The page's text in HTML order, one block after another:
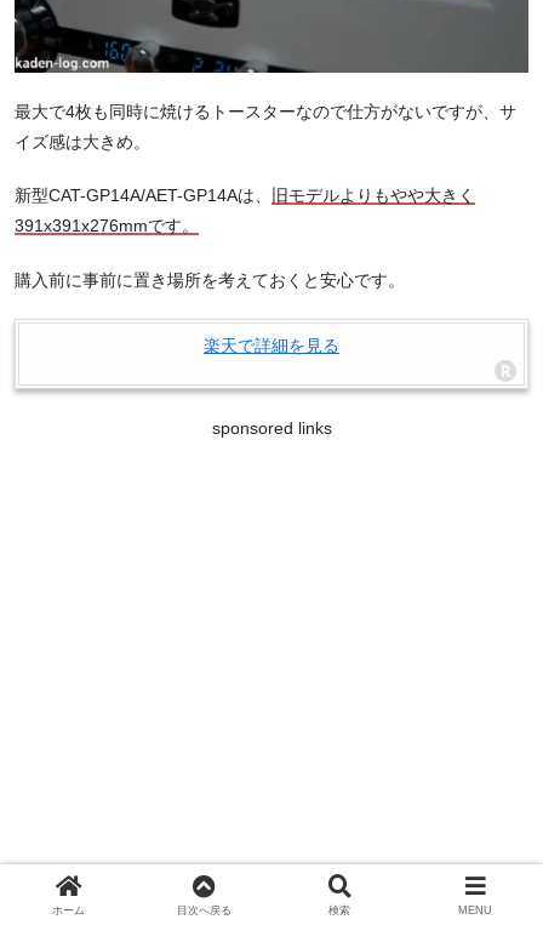
最大で4枚も同時に焼けるトースターなので仕方がないですが、サ
イズ感は大きめ。
新型CAT-GP14A/AET-GP14Aは、
旧モデルよりもやや大きく
391x391x276mmです。
購入前に事前に置き場所を考えておくと安心です。
楽天で詳細を見る
sponsored links
ホーム 目次へ戻る 検索 MENU